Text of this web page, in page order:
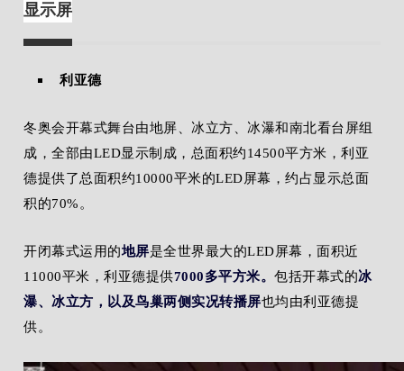
显示屏
利亚德
冬奥会开幕式舞台由地屏、冰立方、冰瀑和南北看台屏组
成，全部由LED显示制成，总面积约14500平方米，利亚
德提供了总面积约10000平米的LED屏幕，约占显示总面
积的70%。
开闭幕式运用的地屏是全世界最大的LED屏幕，面积近
11000平米，利亚德提供7000多平方米。 包括开幕式的冰
瀑、冰立方，以及鸟巢两侧实况转播屏也均由利亚德提
供。